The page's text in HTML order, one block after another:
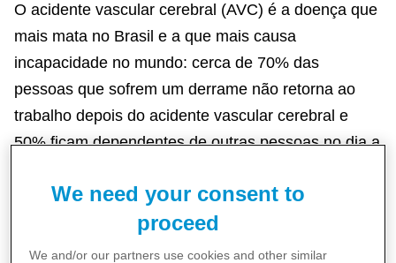
O acidente vascular cerebral (AVC) é a doença que
mais mata no Brasil e a que mais causa
incapacidade no mundo: cerca de 70% das
pessoas que sofrem um derrame não retorna ao
trabalho depois do acidente vascular cerebral e
50% ficam dependentes de outras pessoas no dia a
gente ainda tem dúvidas sobre o assunto e
desconhece as principais causas, sintomas e
maneiras de prevenir essa enfermidade.
We need your consent to
proceed
We and/or our partners use cookies and other similar